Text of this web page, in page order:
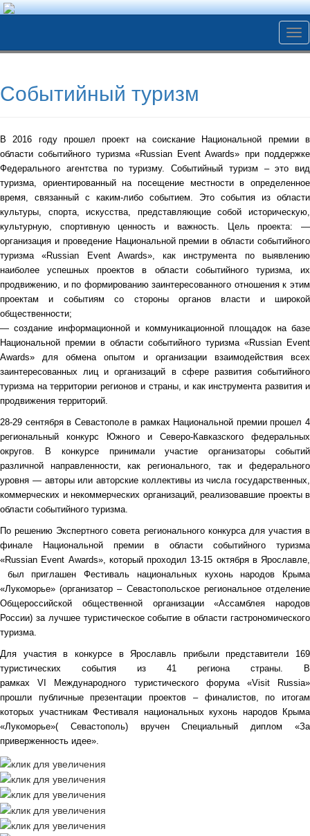
Событийный туризм
В 2016 году прошел проект на соискание Национальной премии в
области событийного туризма «Russian Event Awards» при поддержке
Федерального агентства по туризму. Событийный туризм – это вид
туризма, ориентированный на посещение местности в определенное
время, связанный с каким-либо событием. Это события из области
культуры, спорта, искусства, представляющие собой историческую,
культурную, спортивную ценность и важность. Цель проекта: —
организация и проведение Национальной премии в области событийного
туризма «Russian Event Awards», как инструмента по выявлению
наиболее успешных проектов в области событийного туризма, их
продвижению, и по формированию заинтересованного отношения к этим
проектам и событиям со стороны органов власти и широкой
общественности;
— создание информационной и коммуникационной площадок на базе
Национальной премии в области событийного туризма «Russian Event
Awards» для обмена опытом и организации взаимодействия всех
заинтересованных лиц и организаций в сфере развития событийного
туризма на территории регионов и страны, и как инструмента развития и
продвижения территорий.
28-29 сентября в Севастополе в рамках Национальной премии прошел 4
региональный конкурс Южного и Северо-Кавказского федеральных
округов. В конкурсе принимали участие организаторы событий
различной направленности, как регионального, так и федерального
уровня — авторы или авторские коллективы из числа государственных,
коммерческих и некоммерческих организаций, реализовавшие проекты в
области событийного туризма.
По решению Экспертного совета регионального конкурса для участия в
финале Национальной премии в области событийного туризма
«Russian Event Awards», который проходил 13-15 октября в Ярославле,
был приглашен Фестиваль национальных кухонь народов Крыма
«Лукоморье» (организатор – Севастопольское региональное отделение
Общероссийской общественной организации «Ассамблея народов
России) за лучшее туристическое событие в области гастрономического
туризма.
Для участия в конкурсе в Ярославль прибыли представители 169
туристических события из 41 региона страны. В
рамках
VI Международного туристического форума «Visit
Russia»
прошли публичные презентации проектов – финалистов, по итогам
которых участникам Фестиваля национальных кухонь народов Крыма
«Лукоморье»( Севастополь) вручен Специальный диплом «За
приверженность идее».